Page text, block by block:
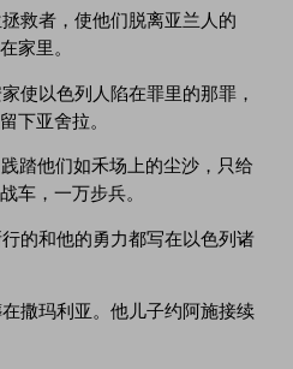
救者，使他们脱离亚兰人的
家里。
使以色列人陷在罪里的那罪，
下亚舍拉。
踏他们如禾场上的尘沙，只给
车，一万步兵。
的和他的勇力都写在以色列诸
撒玛利亚。他儿子约阿施接续